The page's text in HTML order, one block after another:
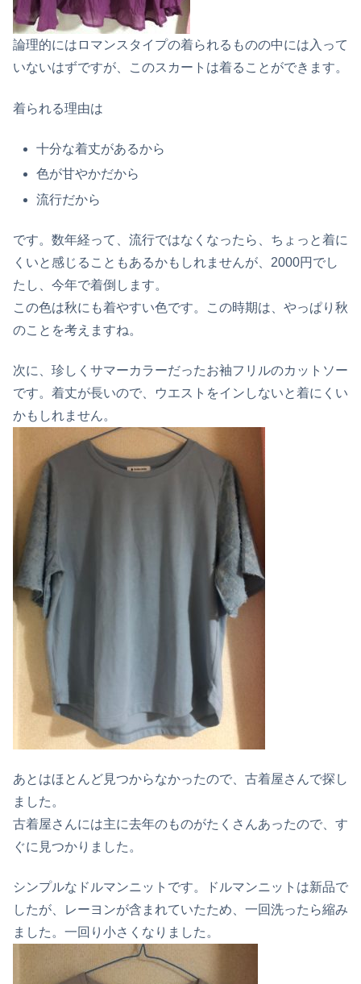
論理的にはロマンスタイプの着られるものの中には入って
いないはずですが、このスカートは着ることができます。
着られる理由は
十分な着丈があるから
色が甘やかだから
流行だから
です。数年経って、流行ではなくなったら、ちょっと着に
くいと感じることもあるかもしれませんが、2000円でし
たし、今年で着倒します。
この色は秋にも着やすい色です。この時期は、やっぱり秋
のことを考えますね。
次に、珍しくサマーカラーだったお袖フリルのカットソー
です。着丈が長いので、ウエストをインしないと着にくい
かもしれません。
あとはほとんど見つからなかったので、古着屋さんで探し
ました。
古着屋さんには主に去年のものがたくさんあったので、す
ぐに見つかりました。
シンプルなドルマンニットです。ドルマンニットは新品で
したが、レーヨンが含まれていたため、一回洗ったら縮み
ました。一回り小さくなりました。